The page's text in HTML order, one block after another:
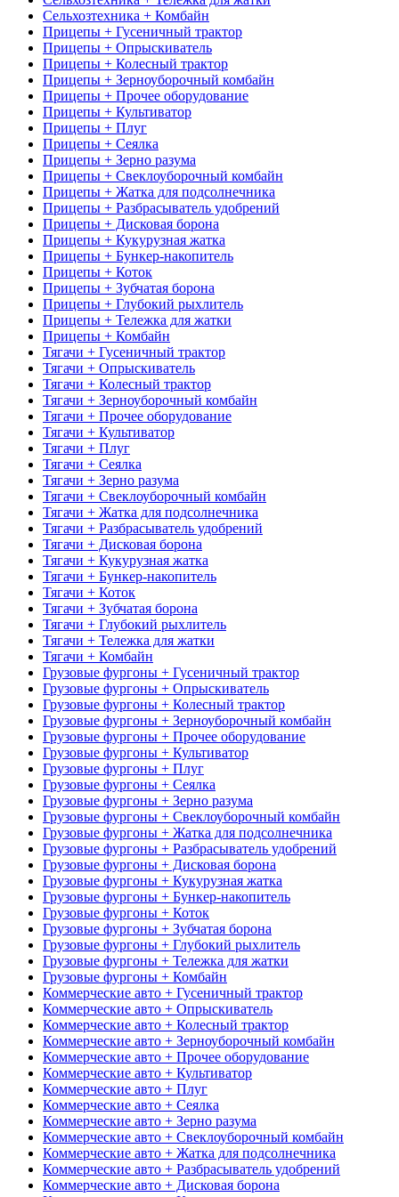
Сельхозтехника + Комбайн
Прицепы + Гусеничный трактор
Прицепы + Опрыскиватель
Прицепы + Колесный трактор
Прицепы + Зерноуборочный комбайн
Прицепы + Прочее оборудование
Прицепы + Культиватор
Прицепы + Плуг
Прицепы + Сеялка
Прицепы + Зерно разума
Прицепы + Свеклоуборочный комбайн
Прицепы + Жатка для подсолнечника
Прицепы + Разбрасыватель удобрений
Прицепы + Дисковая борона
Прицепы + Кукурузная жатка
Прицепы + Бункер-накопитель
Прицепы + Коток
Прицепы + Зубчатая борона
Прицепы + Глубокий рыхлитель
Прицепы + Тележка для жатки
Прицепы + Комбайн
Тягачи + Гусеничный трактор
Тягачи + Опрыскиватель
Тягачи + Колесный трактор
Тягачи + Зерноуборочный комбайн
Тягачи + Прочее оборудование
Тягачи + Культиватор
Тягачи + Плуг
Тягачи + Сеялка
Тягачи + Зерно разума
Тягачи + Свеклоуборочный комбайн
Тягачи + Жатка для подсолнечника
Тягачи + Разбрасыватель удобрений
Тягачи + Дисковая борона
Тягачи + Кукурузная жатка
Тягачи + Бункер-накопитель
Тягачи + Коток
Тягачи + Зубчатая борона
Тягачи + Глубокий рыхлитель
Тягачи + Тележка для жатки
Тягачи + Комбайн
Грузовые фургоны + Гусеничный трактор
Грузовые фургоны + Опрыскиватель
Грузовые фургоны + Колесный трактор
Грузовые фургоны + Зерноуборочный комбайн
Грузовые фургоны + Прочее оборудование
Грузовые фургоны + Культиватор
Грузовые фургоны + Плуг
Грузовые фургоны + Сеялка
Грузовые фургоны + Зерно разума
Грузовые фургоны + Свеклоуборочный комбайн
Грузовые фургоны + Жатка для подсолнечника
Грузовые фургоны + Разбрасыватель удобрений
Грузовые фургоны + Дисковая борона
Грузовые фургоны + Кукурузная жатка
Грузовые фургоны + Бункер-накопитель
Грузовые фургоны + Коток
Грузовые фургоны + Зубчатая борона
Грузовые фургоны + Глубокий рыхлитель
Грузовые фургоны + Тележка для жатки
Грузовые фургоны + Комбайн
Коммерческие авто + Гусеничный трактор
Коммерческие авто + Опрыскиватель
Коммерческие авто + Колесный трактор
Коммерческие авто + Зерноуборочный комбайн
Коммерческие авто + Прочее оборудование
Коммерческие авто + Культиватор
Коммерческие авто + Плуг
Коммерческие авто + Сеялка
Коммерческие авто + Зерно разума
Коммерческие авто + Свеклоуборочный комбайн
Коммерческие авто + Жатка для подсолнечника
Коммерческие авто + Разбрасыватель удобрений
Коммерческие авто + Дисковая борона